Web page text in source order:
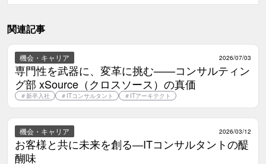
関連記事
機会・キャリア 2026/07/03
専門性を武器に、変革に挑む——コンサルティン
グ部 xSource（クロスソース）の真価
＃新卒入社 ＃ ITコンサルタント ＃ ITアーキテクト
機会・キャリア 2026/03/12
お客様と共に未来を創る―ITコンサルタントの醍
醐味